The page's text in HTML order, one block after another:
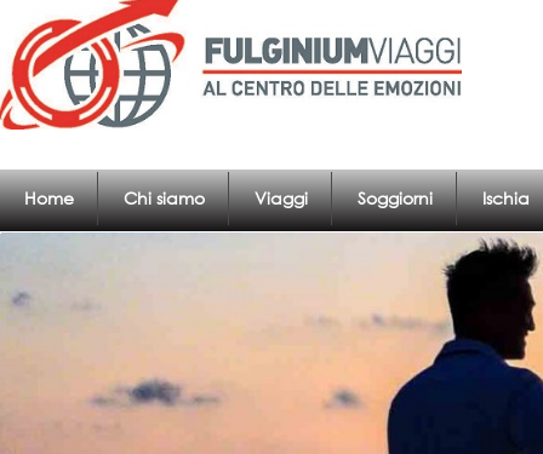
Home Chi siamo Viaggi Soggiorni Ischia